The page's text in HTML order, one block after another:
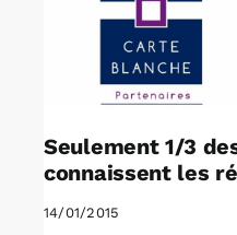
Seulement 1/3
connaissent les
14/01/2015